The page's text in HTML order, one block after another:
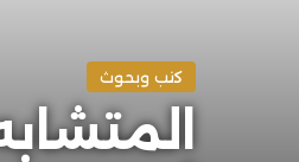
كتب وبحوث